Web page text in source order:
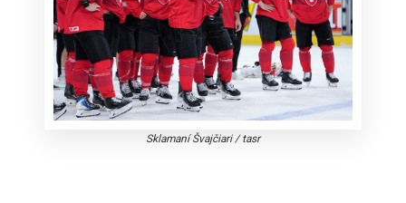
Sklamaní Švajčiari/tasr